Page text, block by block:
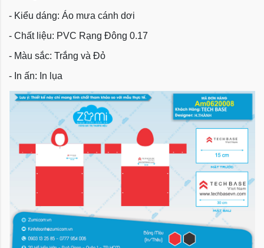
- Kiểu dáng: Áo mưa cánh dơi
- Chất liệu: PVC Rạng Đông 0.17
- Màu sắc: Trắng và Đỏ
- In ấn: In lụa